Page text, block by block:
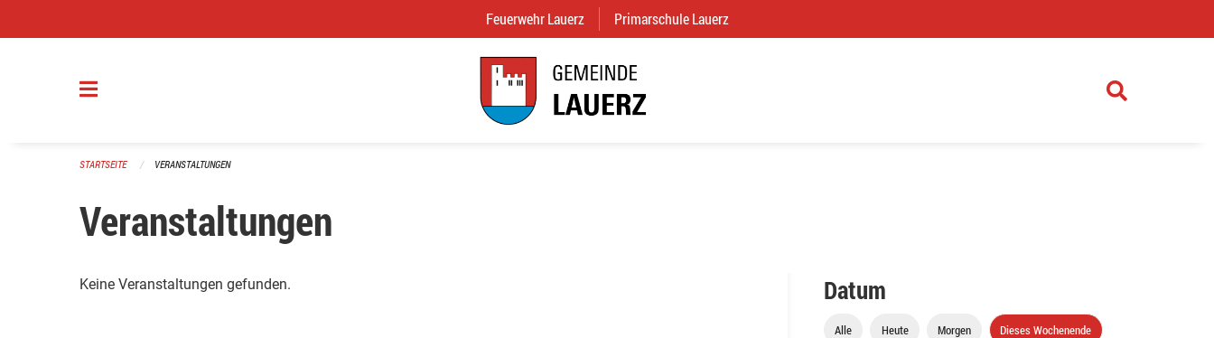
Feuerwehr Lauerz (External Link)
Primarschule Lauerz
STARTSEITE VERANSTALTUNGEN
Veranstaltungen
Keine Veranstaltungen gefunden. Datum
Alle Heute Morgen Dieses Wochenende